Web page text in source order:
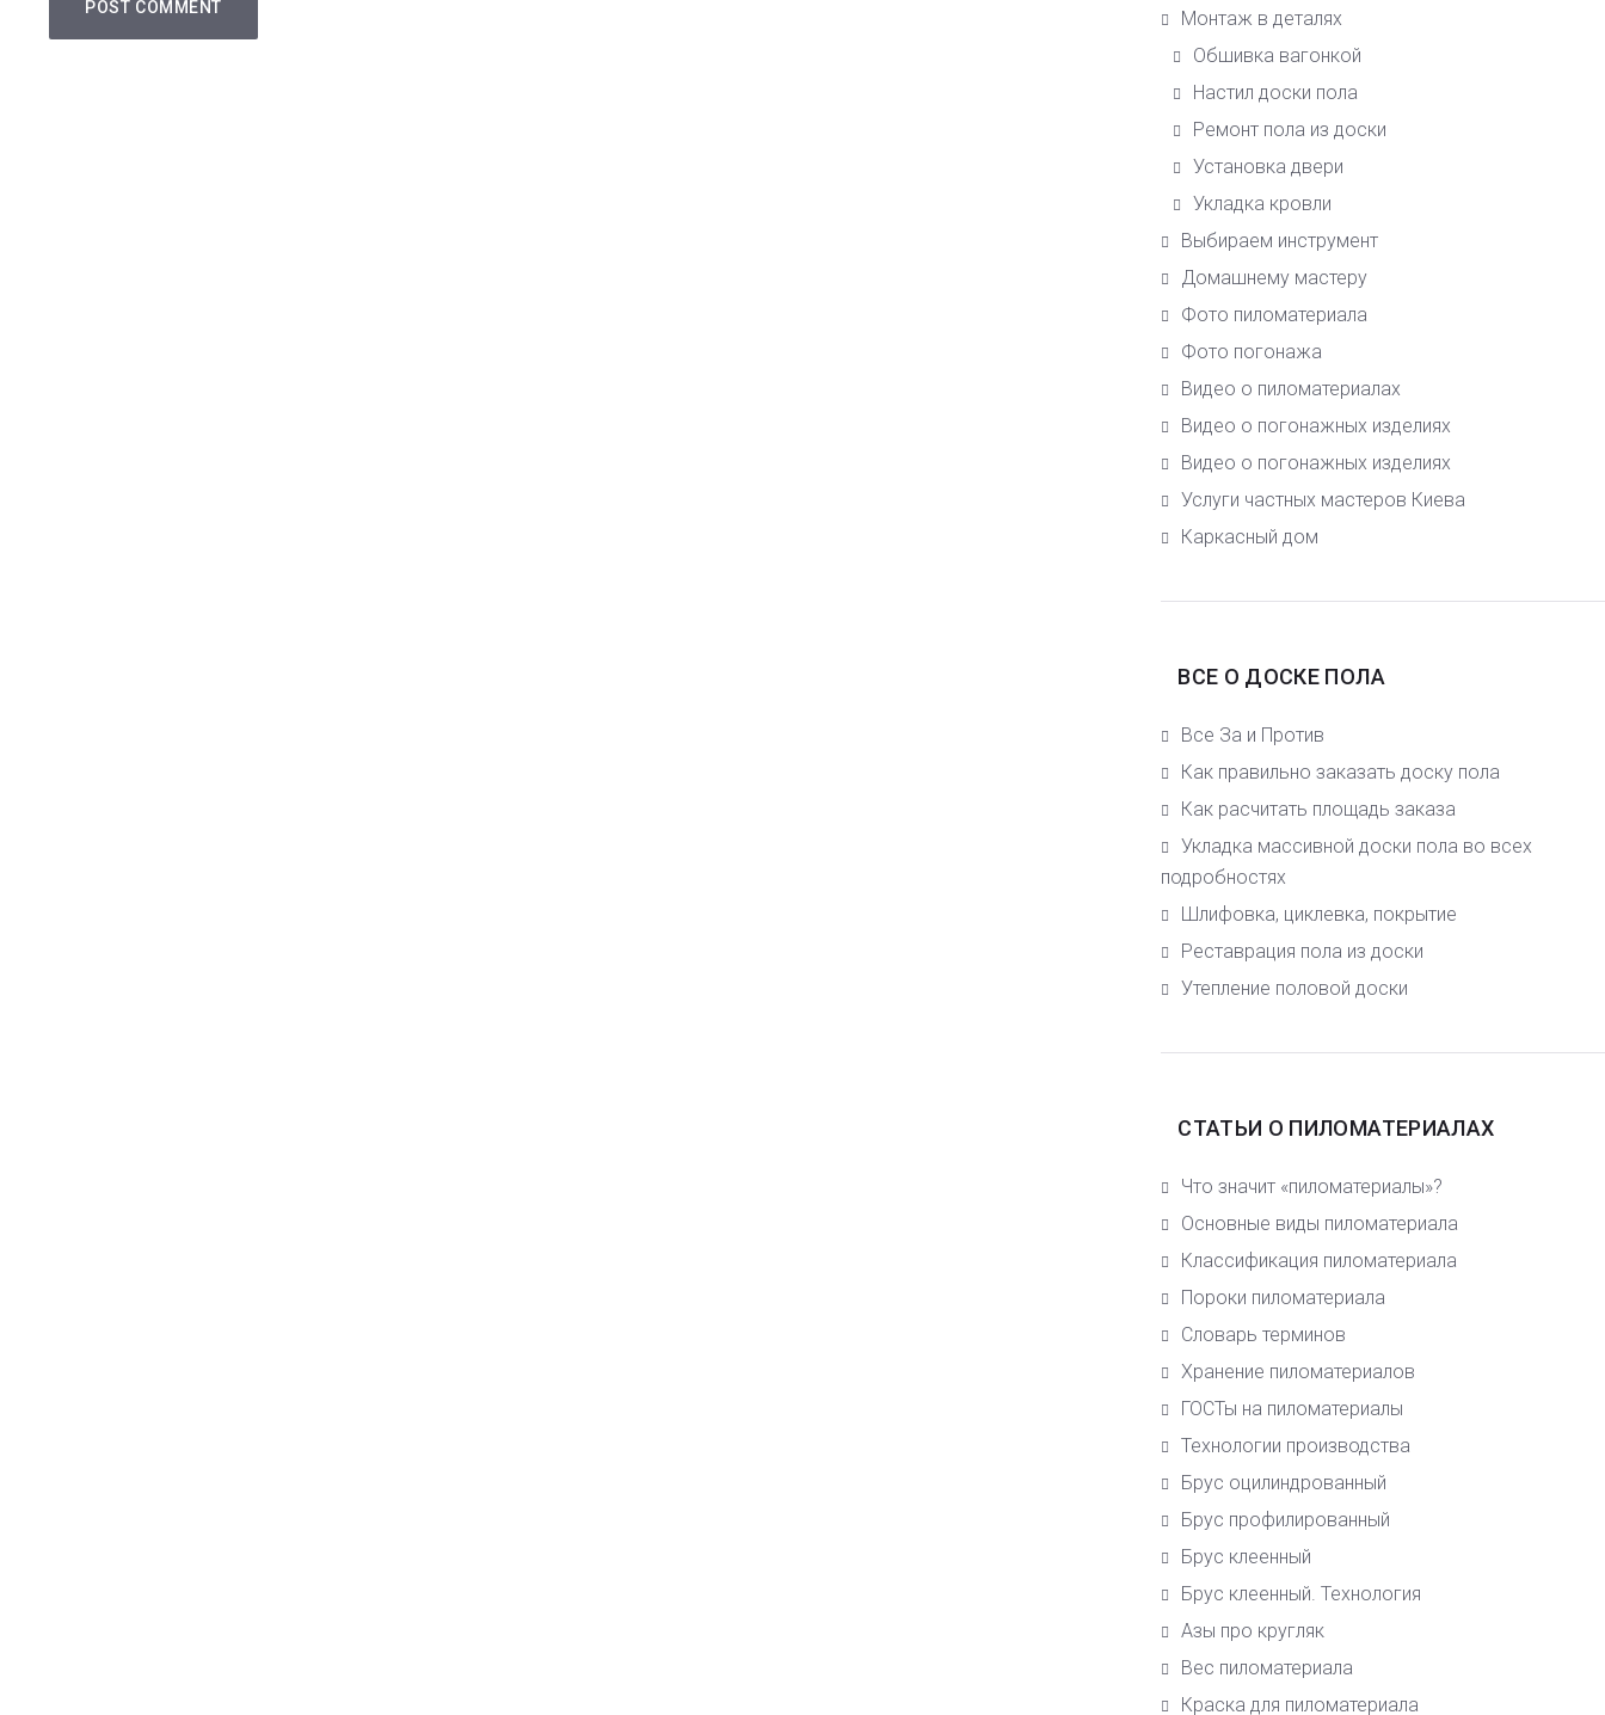
Монтаж в деталях
Обшивка вагонкой
Настил доски пола
Ремонт пола из доски
Установка двери
Укладка кровли
Выбираем инструмент
Домашнему мастеру
Фото пиломатериала
Фото погонажа
Видео о пиломатериалах
Видео о погонажных изделиях
Видео о погонажных изделиях
Услуги частных мастеров Киева
Каркасный дом
ВСЕ О ДОСКЕ ПОЛА
Все За и Против
Как правильно заказать доску пола
Как расчитать площадь заказа
Укладка массивной доски пола во всех
подробностях
Шлифовка, циклевка, покрытие
Реставрация пола из доски
Утепление половой доски
СТАТЬИ О ПИЛОМАТЕРИАЛАХ
Что значит «пиломатериалы»?
Основные виды пиломатериала
Класcификация пиломатериала
Пороки пиломатериала
Словарь терминов
Хранение пиломатериалов
ГОСТы на пиломатериалы
Технологии производства
Брус оцилиндрованный
Брус профилированный
Брус клеенный
Брус клеенный. Технология
Азы про кругляк
Вес пиломатериала
Краска для пиломатериала